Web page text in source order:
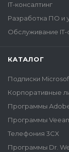
IT-консалтинг
Разработка ПО и
Обслуживание IT-
КАТАЛОГ
Подписки
Корпоративные
Программы
Программы
Телефония 3CX
Программы Dr.